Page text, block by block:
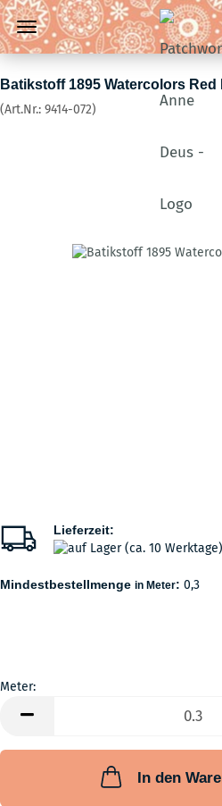
Batikstoff 1895 Watercolors Red
(Art.Nr.: 9414-072)
Lieferzeit:
Mindestbestellmenge in Meter: 0,3
Meter:
In den